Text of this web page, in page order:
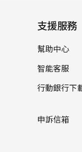
支援服務
幫助中心
智能客服
行動銀行下
申訴信箱